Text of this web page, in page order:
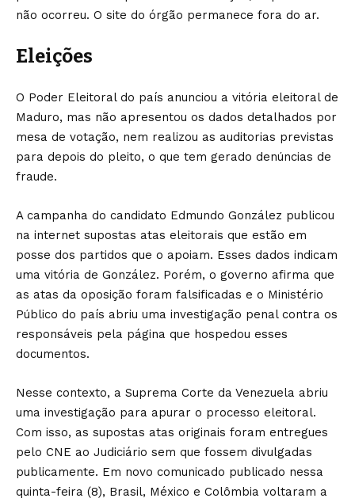
não ocorreu. O site do órgão permanece fora do ar.
Eleições
O Poder Eleitoral do país anunciou a vitória eleitoral de
Maduro, mas não apresentou os dados detalhados por
mesa de votação, nem realizou as auditorias previstas
para depois do pleito, o que tem gerado denúncias de
fraude.
A campanha do candidato Edmundo González publicou
na internet supostas atas eleitorais que estão em
posse dos partidos que o apoiam. Esses dados indicam
uma vitória de González. Porém, o governo afirma que
as atas da oposição foram falsificadas e o Ministério
Público do país abriu uma investigação penal contra os
responsáveis pela página que hospedou esses
documentos.
Nesse contexto, a Suprema Corte da Venezuela abriu
uma investigação para apurar o processo eleitoral.
Com isso, as supostas atas originais foram entregues
pelo CNE ao Judiciário sem que fossem divulgadas
publicamente. Em novo comunicado publicado nessa
quinta-feira (8), Brasil, México e Colômbia voltaram a